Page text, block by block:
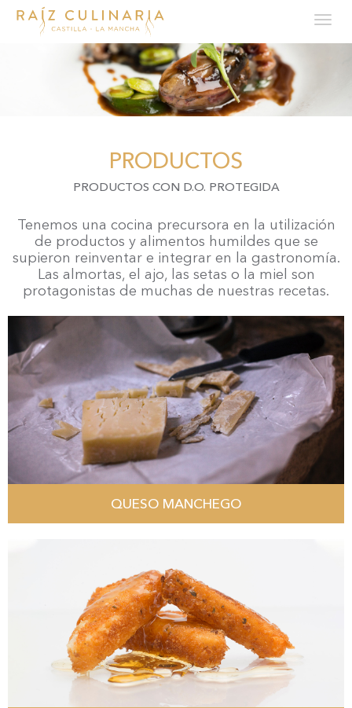
PRODUCTOS
PRODUCTOS CON D.O. PROTEGIDA
Tenemos una cocina precursora en la utilización
de productos y alimentos humildes que se
supieron reinventar e integrar en la gastronomía.
Las almortas, el ajo, las setas o la miel son
protagonistas de muchas de nuestras recetas.
QUESO MANCHEGO